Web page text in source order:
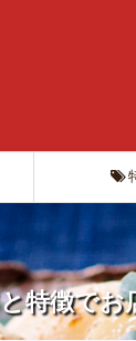
特徴でお